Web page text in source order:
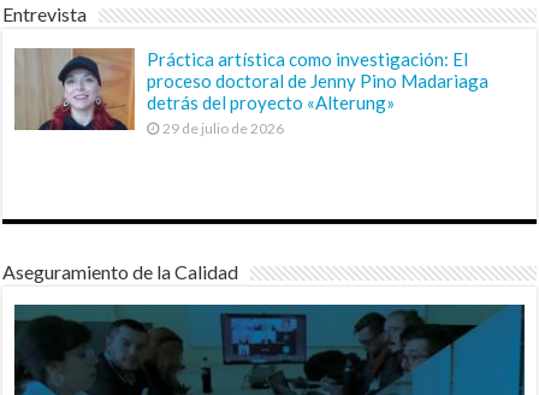
Entrevista
Práctica artística como investigación: El
proceso doctoral de Jenny Pino Madariaga
detrás del proyecto «Alterung»
29 de julio de 2026
Aseguramiento de la Calidad